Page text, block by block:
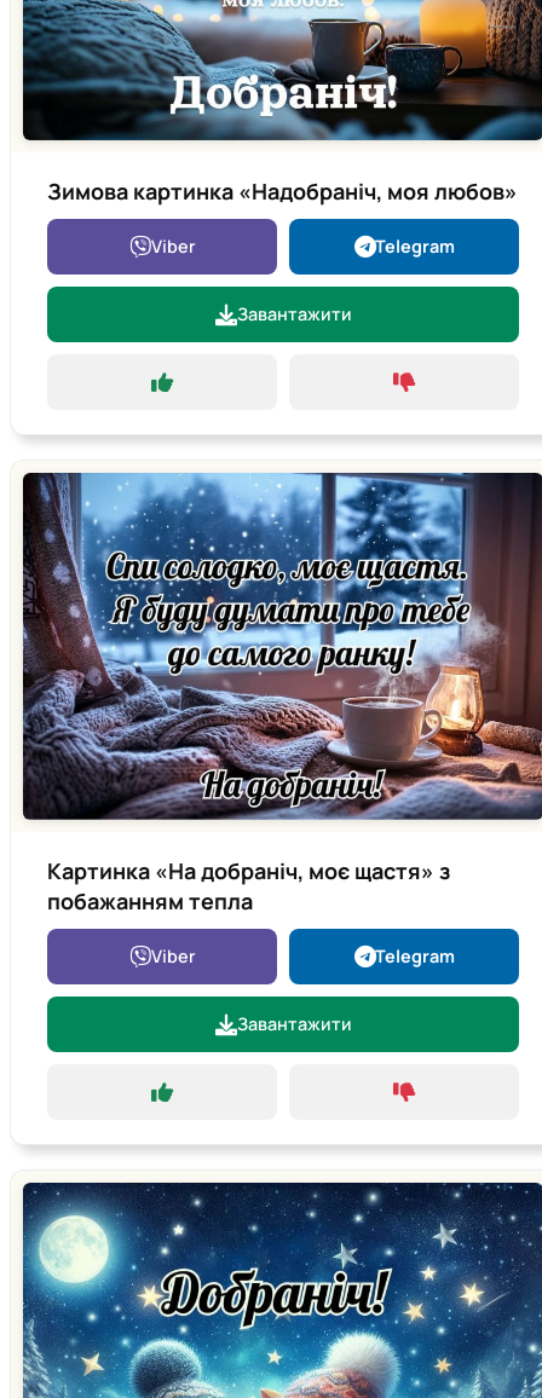
Зимова картинка «Надобраніч, моя любов»
Viber Telegram
Завантажити
Картинка «На добраніч, моє щастя» з
побажанням тепла
Viber Telegram
Завантажити